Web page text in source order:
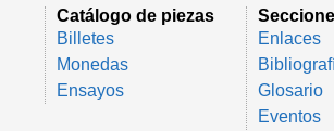
Catálogo de piezas
Billetes
Monedas
Ensayos
Enlaces
Glosario
Eventos